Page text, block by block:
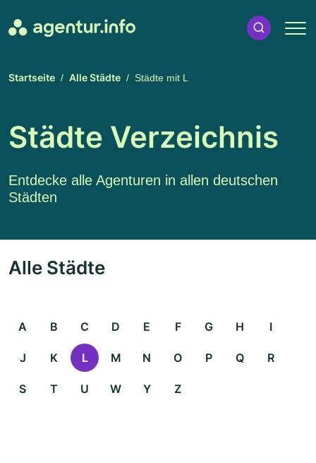
Startseite Alle Städte Städte mit L
Städte Verzeichnis
Entdecke alle Agenturen in allen deutschen
Städten
Alle Städte
A B C D E F G H I
J K L M N O P Q R
S T U W Y Z